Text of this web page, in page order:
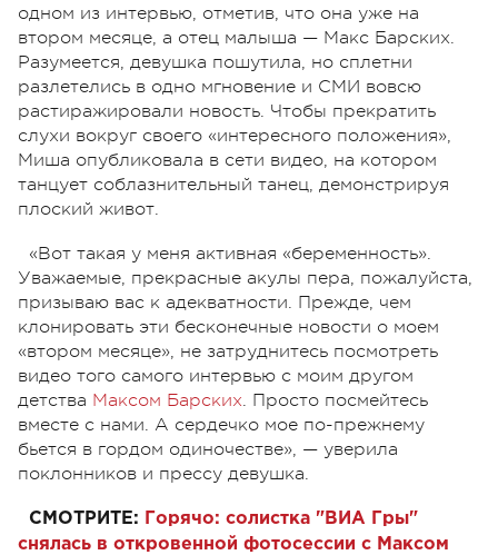
одном из интервью, отметив, что она уже на
втором месяце, а отец малыша — Макс Барских.
Разумеется, девушка пошутила, но сплетни
разлетелись в одно мгновение и СМИ вовсю
растиражировали новость. Чтобы прекратить
слухи вокруг своего «интересного положения»,
Миша опубликовала в сети видео, на котором
танцует соблазнительный танец, демонстрируя
плоский живот.
«Вот такая у меня активная «беременность».
Уважаемые, прекрасные акулы пера, пожалуйста,
призываю вас к адекватности. Прежде, чем
клонировать эти бесконечные новости о моем
«втором месяце», не затруднитесь посмотреть
видео того самого интервью с моим другом
детства Максом Барских. Просто посмейтесь
вместе с нами. А сердечко мое по-прежнему
бьется в гордом одиночестве», — уверила
поклонников и прессу девушка.
СМОТРИТЕ:
Горячо: солистка "ВИА Гры"
снялась в откровенной фотосессии с Максом